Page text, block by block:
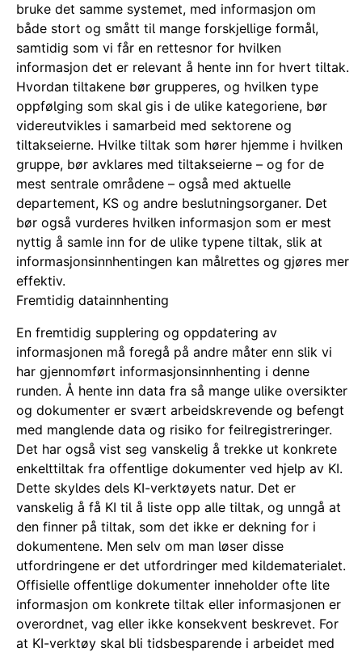
bruke det samme systemet, med informasjon om
både stort og smått til mange forskjellige formål,
samtidig som vi får en rettesnor for hvilken
informasjon det er relevant å hente inn for hvert tiltak.
Hvordan tiltakene bør grupperes, og hvilken type
oppfølging som skal gis i de ulike kategoriene, bør
videreutvikles i samarbeid med sektorene og
tiltakseierne. Hvilke tiltak som hører hjemme i hvilken
gruppe, bør avklares med tiltakseierne – og for de
mest sentrale områdene – også med aktuelle
departement, KS og andre beslutningsorganer. Det
bør også vurderes hvilken informasjon som er mest
nyttig å samle inn for de ulike typene tiltak, slik at
informasjonsinnhentingen kan målrettes og gjøres mer
effektiv.
Fremtidig datainnhenting
En fremtidig supplering og oppdatering av
informasjonen må foregå på andre måter enn slik vi
har gjennomført informasjonsinnhenting i denne
runden. Å hente inn data fra så mange ulike oversikter
og dokumenter er svært arbeidskrevende og befengt
med manglende data og risiko for feilregistreringer.
Det har også vist seg vanskelig å trekke ut konkrete
enkelttiltak fra offentlige dokumenter ved hjelp av KI.
Dette skyldes dels KI-verktøyets natur. Det er
vanskelig å få KI til å liste opp alle tiltak, og unngå at
den finner på tiltak, som det ikke er dekning for i
dokumentene. Men selv om man løser disse
utfordringene er det utfordringer med kildematerialet.
Offisielle offentlige dokumenter inneholder ofte lite
informasjon om konkrete tiltak eller informasjonen er
overordnet, vag eller ikke konsekvent beskrevet. For
at KI-verktøy skal bli tidsbesparende i arbeidet med